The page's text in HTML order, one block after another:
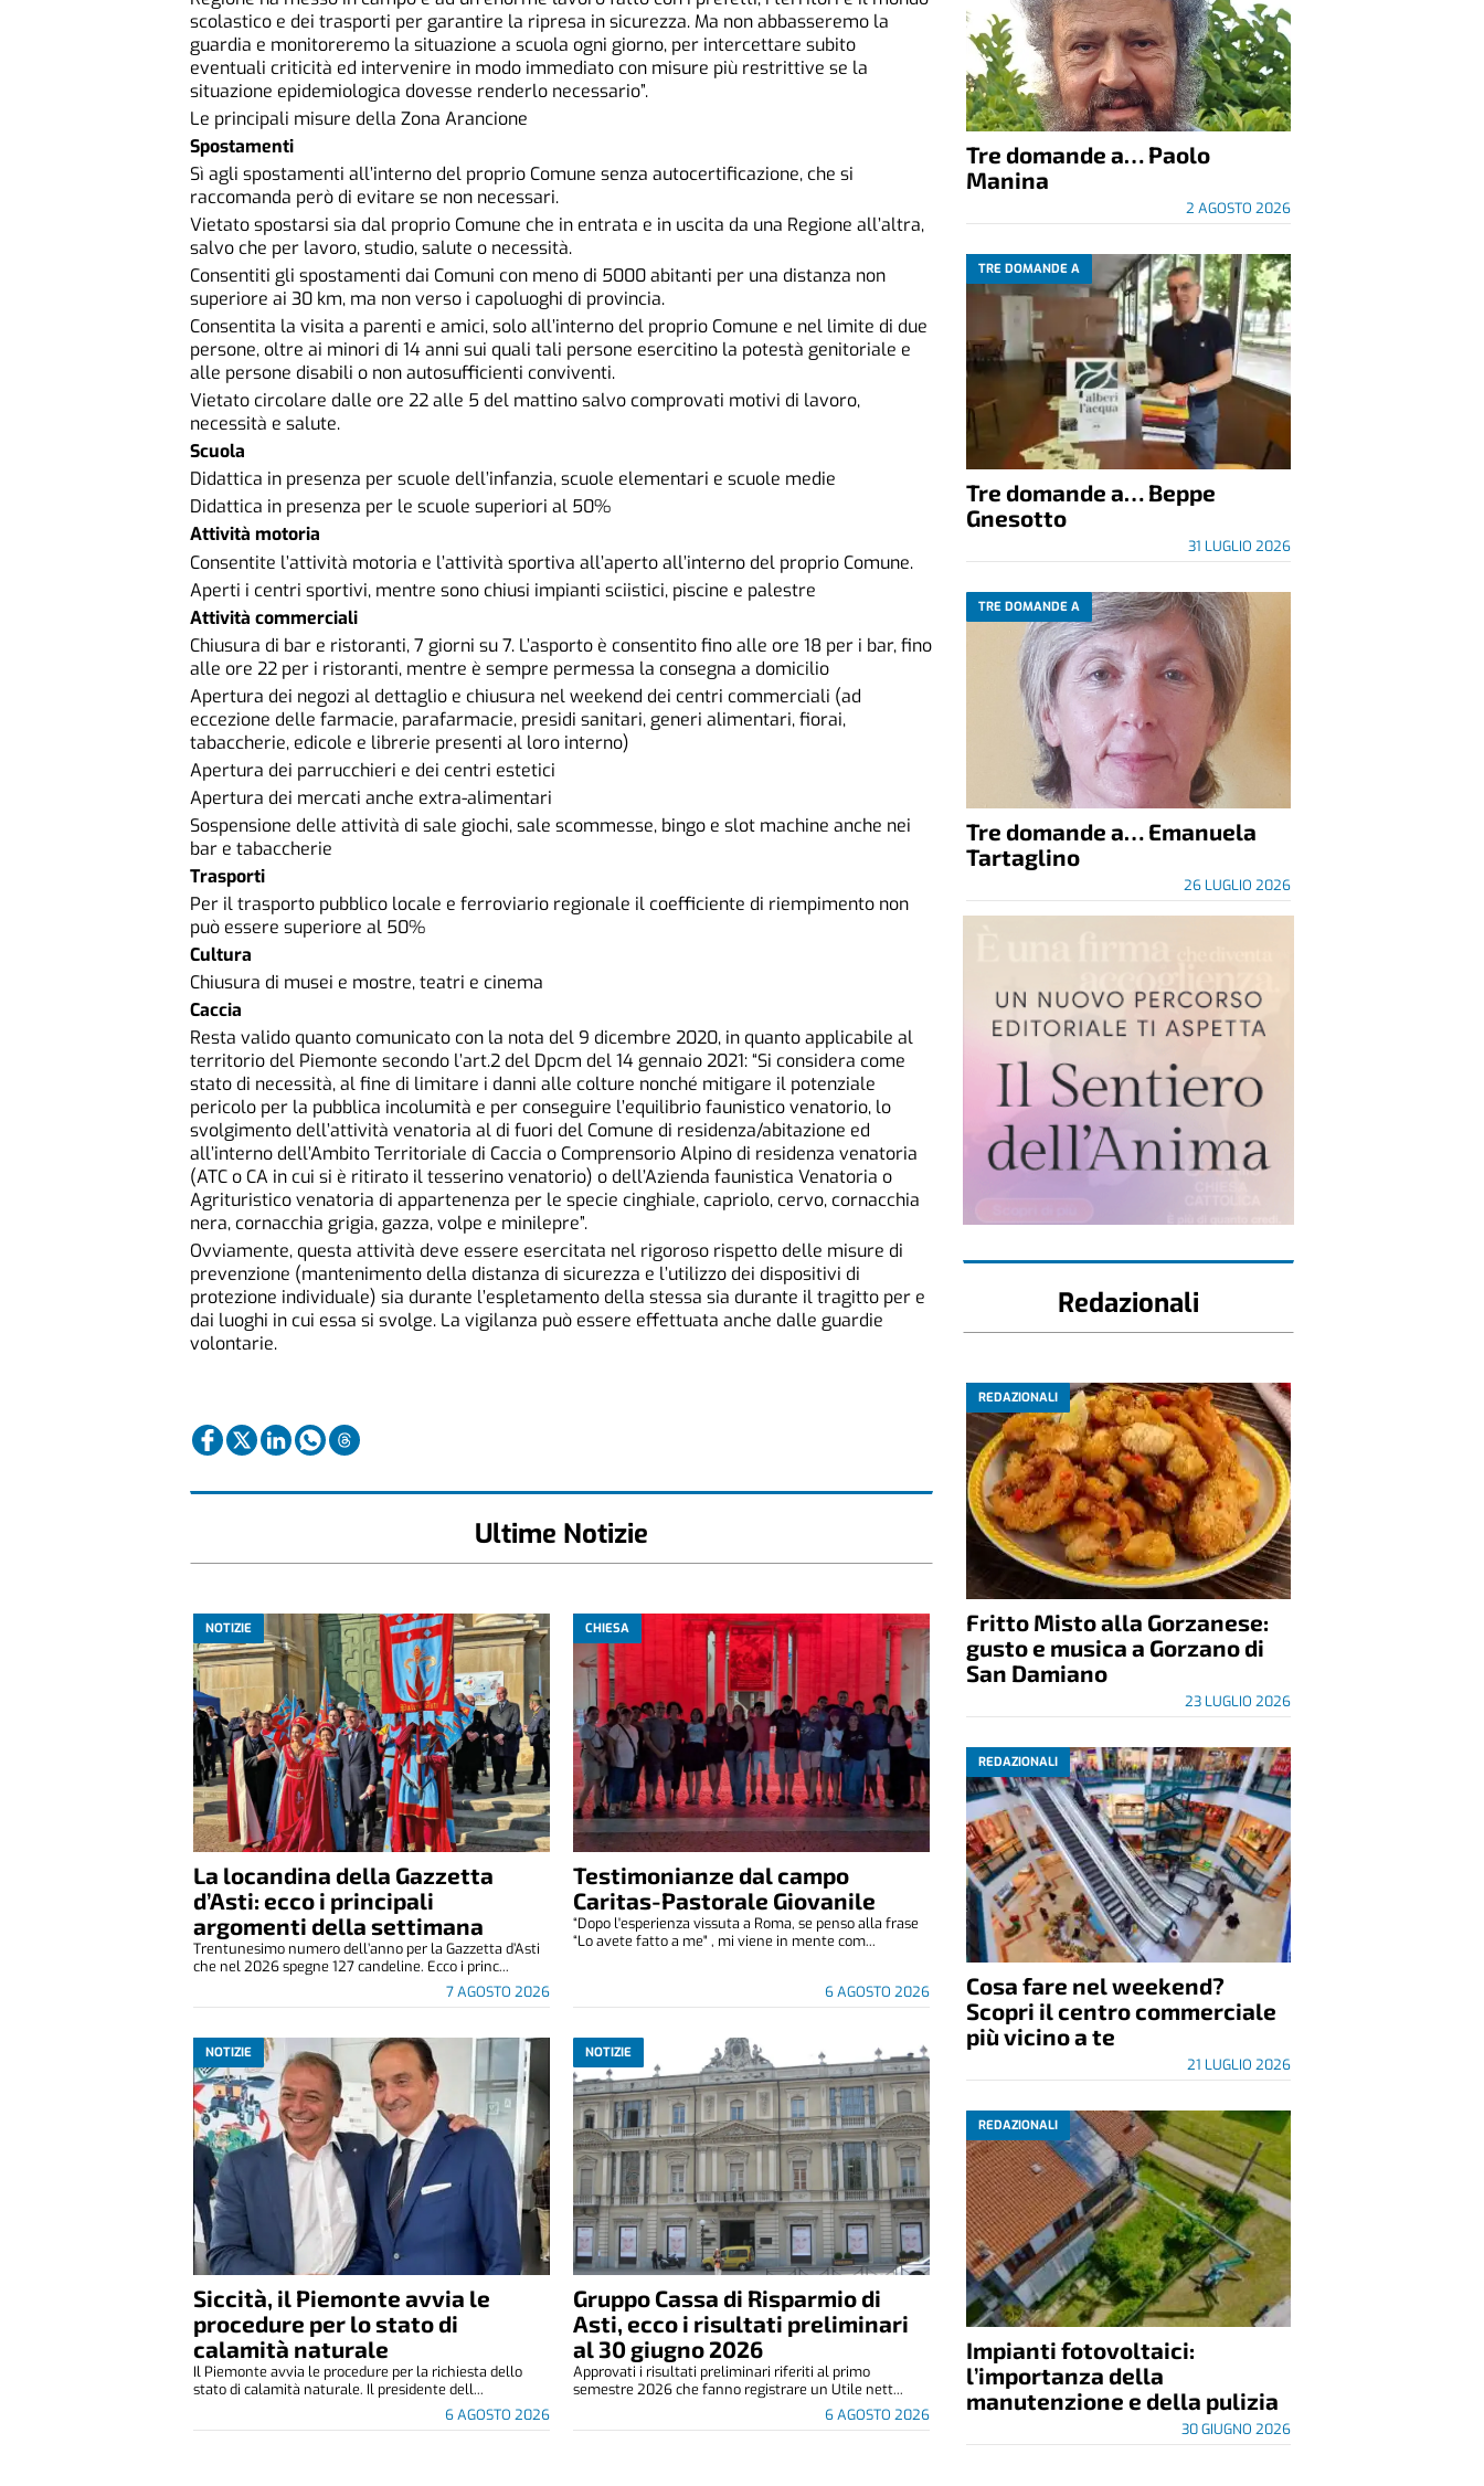
scolastico e dei trasporti per garantire la ripresa in sicurezza. Ma non abbasseremo la
guardia e monitoreremo la situazione a scuola ogni giorno, per intercettare subito
eventuali criticità ed intervenire in modo immediato con misure più restrittive se la
situazione epidemiologica dovesse renderlo necessario”.
Le principali misure della Zona Arancione
Spostamenti
Sì agli spostamenti all’interno del proprio Comune senza autocertificazione, che si
raccomanda però di evitare se non necessari.
Vietato spostarsi sia dal proprio Comune che in entrata e in uscita da una Regione all’altra,
salvo che per lavoro, studio, salute o necessità.
Consentiti gli spostamenti dai Comuni con meno di 5000 abitanti per una distanza non
superiore ai 30 km, ma non verso i capoluoghi di provincia.
Consentita la visita a parenti e amici, solo all’interno del proprio Comune e nel limite di due
persone, oltre ai minori di 14 anni sui quali tali persone esercitino la potestà genitoriale e
alle persone disabili o non autosufficienti conviventi.
Vietato circolare dalle ore 22 alle 5 del mattino salvo comprovati motivi di lavoro,
necessità e salute.
Scuola
Didattica in presenza per scuole dell’infanzia, scuole elementari e scuole medie
Didattica in presenza per le scuole superiori al 50%
Attività motoria
Consentite l’attività motoria e l’attività sportiva all’aperto all’interno del proprio Comune.
Aperti i centri sportivi, mentre sono chiusi impianti sciistici, piscine e palestre
Attività commerciali
Chiusura di bar e ristoranti, 7 giorni su 7. L’asporto è consentito fino alle ore 18 per i bar, fino
alle ore 22 per i ristoranti, mentre è sempre permessa la consegna a domicilio
Apertura dei negozi al dettaglio e chiusura nel weekend dei centri commerciali (ad
eccezione delle farmacie, parafarmacie, presidi sanitari, generi alimentari, fiorai,
tabaccherie, edicole e librerie presenti al loro interno)
Apertura dei parrucchieri e dei centri estetici
Apertura dei mercati anche extra-alimentari
Sospensione delle attività di sale giochi, sale scommesse, bingo e slot machine anche nei
bar e tabaccherie
Trasporti
Per il trasporto pubblico locale e ferroviario regionale il coefficiente di riempimento non
può essere superiore al 50%
Cultura
Chiusura di musei e mostre, teatri e cinema
Caccia
Resta valido quanto comunicato con la nota del 9 dicembre 2020, in quanto applicabile al
territorio del Piemonte secondo l’art.2 del Dpcm del 14 gennaio 2021: “Si considera come
stato di necessità, al fine di limitare i danni alle colture nonché mitigare il potenziale
pericolo per la pubblica incolumità e per conseguire l’equilibrio faunistico venatorio, lo
svolgimento dell’attività venatoria al di fuori del Comune di residenza/abitazione ed
all’interno dell’Ambito Territoriale di Caccia o Comprensorio Alpino di residenza venatoria
(ATC o CA in cui si è ritirato il tesserino venatorio) o dell’Azienda faunistica Venatoria o
Agrituristico venatoria di appartenenza per le specie cinghiale, capriolo, cervo, cornacchia
nera, cornacchia grigia, gazza, volpe e minilepre”.
Ovviamente, questa attività deve essere esercitata nel rigoroso rispetto delle misure di
prevenzione (mantenimento della distanza di sicurezza e l’utilizzo dei dispositivi di
protezione individuale) sia durante l’espletamento della stessa sia durante il tragitto per e
dai luoghi in cui essa si svolge. La vigilanza può essere effettuata anche dalle guardie
volontarie.
Ultime Notizie
NOTIZIE
La locandina della Gazzetta
d’Asti: ecco i principali
argomenti della settimana
7 AGOSTO 2026
Trentunesimo numero dell’anno per la Gazzetta d’Asti
che nel 2026 spegne 127 candeline. Ecco i princ...
CHIESA
Testimonianze dal campo
Caritas-Pastorale Giovanile
6 AGOSTO 2026
“Dopo l'esperienza vissuta a Roma, se penso alla frase
“Lo avete fatto a me" , mi viene in mente com...
NOTIZIE
Siccità, il Piemonte avvia le
procedure per lo stato di
calamità naturale
6 AGOSTO 2026
Il Piemonte avvia le procedure per la richiesta dello
stato di calamità naturale. Il presidente dell...
NOTIZIE
Gruppo Cassa di Risparmio di
Asti, ecco i risultati preliminari
al 30 giugno 2026
6 AGOSTO 2026
Approvati i risultati preliminari riferiti al primo
semestre 2026 che fanno registrare un Utile nett...
Tre domande a… Paolo
Manina
2 AGOSTO 2026
TRE DOMANDE A
Tre domande a… Beppe
Gnesotto
31 LUGLIO 2026
TRE DOMANDE A
Tre domande a… Emanuela
Tartaglino
26 LUGLIO 2026
Redazionali
REDAZIONALI
Fritto Misto alla Gorzanese:
gusto e musica a Gorzano di
San Damiano
23 LUGLIO 2026
REDAZIONALI
Cosa fare nel weekend?
Scopri il centro commerciale
più vicino a te
21 LUGLIO 2026
REDAZIONALI
Impianti fotovoltaici:
l’importanza della
manutenzione e della pulizia
30 GIUGNO 2026